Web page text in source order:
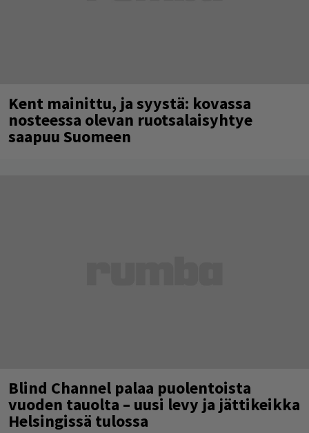
Kent mainittu, ja syystä: kovassa
nosteessa olevan ruotsalaisyhtye
saapuu Suomeen
Blind Channel palaa puolentoista
vuoden tauolta – uusi levy ja jättikeikka
Helsingissä tulossa